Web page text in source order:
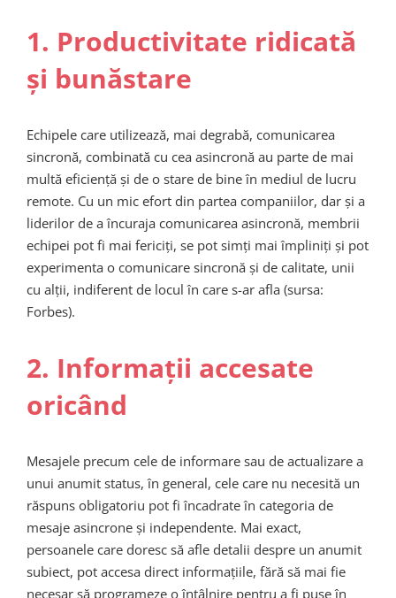
1. Productivitate ridicată
și bunăstare
Echipele care utilizează, mai degrabă, comunicarea
sincronă, combinată cu cea asincronă au parte de mai
multă eficiență și de o stare de bine în mediul de lucru
remote. Cu un mic efort din partea companiilor, dar și a
liderilor de a încuraja comunicarea asincronă, membrii
echipei pot fi mai fericiți, se pot simți mai împliniți și pot
experimenta o comunicare sincronă și de calitate, unii
cu alții, indiferent de locul în care s-ar afla (sursa:
Forbes).
2. Informații accesate
oricând
Mesajele precum cele de informare sau de actualizare a
unui anumit status, în general, cele care nu necesită un
răspuns obligatoriu pot fi încadrate în categoria de
mesaje asincrone și independente. Mai exact,
persoanele care doresc să afle detalii despre un anumit
subiect, pot accesa direct informațiile, fără să mai fie
necesar să programeze o întâlnire pentru a fi puse în